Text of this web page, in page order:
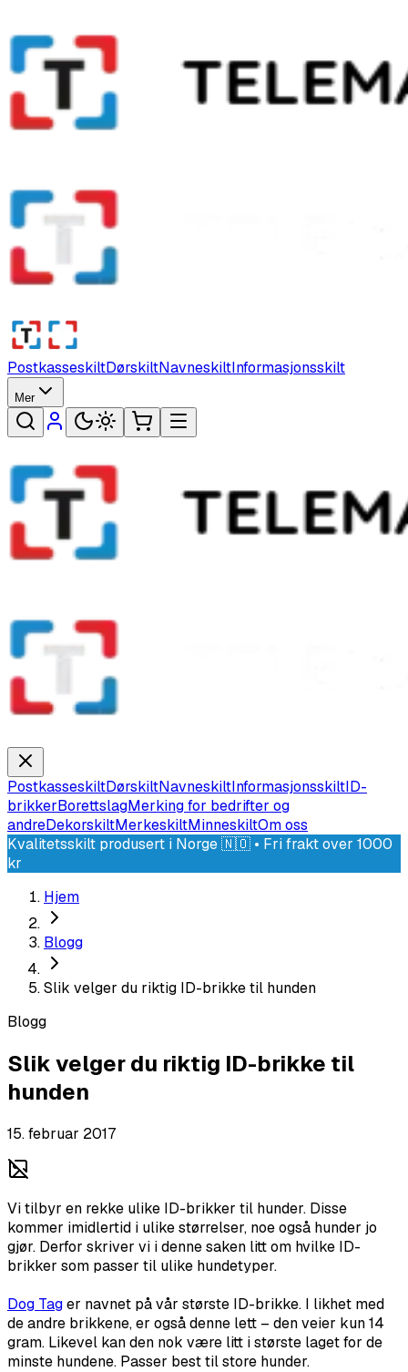
PostkasseskiltDørskiltNavneskiltInformasjonsskilt
Mer
PostkasseskiltDørskiltNavneskiltInformasjonsskiltID-
brikkerBorettslagMerking for bedrifter og
andreDekorskiltMerkeskiltMinneskiltOm oss
Kvalitetsskilt produsert i Norge 🇳🇴 • Fri frakt over 1000
kr
Hjem
Blogg
Slik velger du riktig ID-brikke til hunden
Blogg
Slik velger du riktig ID-brikke til
hunden
15. februar 2017
Vi tilbyr en rekke ulike ID-brikker til hunder. Disse
kommer imidlertid i ulike størrelser, noe også hunder jo
gjør. Derfor skriver vi i denne saken litt om hvilke ID-
brikker som passer til ulike hundetyper.
Dog Tager navnet på vår største ID-brikke. I likhet med
de andre brikkene, er også denne lett – den veier kun 14
gram. Likevel kan den nok være litt i største laget for de
minste hundene. Passer best til store hunder.